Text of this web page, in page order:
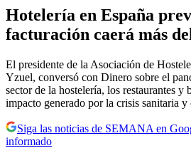
Hotelería en España
facturación caerá más
El presidente de la Asociación de
Yzuel, conversó con Dinero sobre el
sector de la hostelería, los restaurantes y
impacto generado por la crisis sanitaria y
Siga las noticias de SEMANA en
informado